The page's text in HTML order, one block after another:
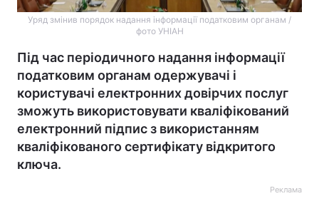
Уряд змінив порядок надання інформації податковим органам /
фото УНІАН
Під час періодичного надання інформації
податковим органам одержувачі і
користувачі електронних довірчих послуг
зможуть використовувати кваліфікований
електронний підпис з використанням
кваліфікованого сертифікату відкритого
ключа.
Реклама